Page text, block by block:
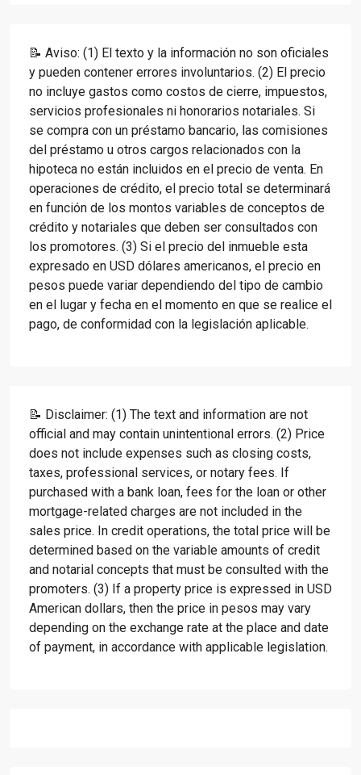
📝 Aviso: (1) El texto y la información no son oficiales
y pueden contener errores involuntarios. (2) El precio
no incluye gastos como costos de cierre, impuestos,
servicios profesionales ni honorarios notariales. Si
se compra con un préstamo bancario, las comisiones
del préstamo u otros cargos relacionados con la
hipoteca no están incluidos en el precio de venta. En
operaciones de crédito, el precio total se determinará
en función de los montos variables de conceptos de
crédito y notariales que deben ser consultados con
los promotores. (3) Si el precio del inmueble esta
expresado en USD dólares americanos, el precio en
pesos puede variar dependiendo del tipo de cambio
en el lugar y fecha en el momento en que se realice el
pago, de conformidad con la legislación aplicable.
📝 Disclaimer: (1) The text and information are not
official and may contain unintentional errors. (2) Price
does not include expenses such as closing costs,
taxes, professional services, or notary fees. If
purchased with a bank loan, fees for the loan or other
mortgage-related charges are not included in the
sales price. In credit operations, the total price will be
determined based on the variable amounts of credit
and notarial concepts that must be consulted with the
promoters. (3) If a property price is expressed in USD
American dollars, then the price in pesos may vary
depending on the exchange rate at the place and date
of payment, in accordance with applicable legislation.